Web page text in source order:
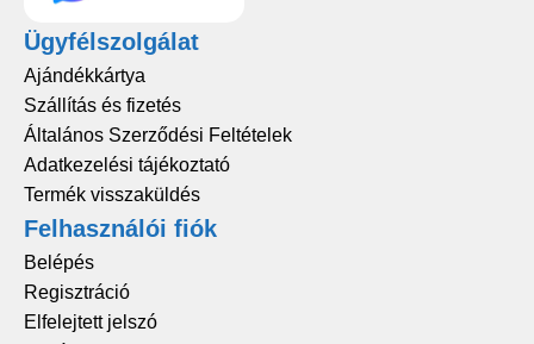
Ügyfélszolgálat
Ajándékkártya
Szállítás és fizetés
Általános Szerződési Feltételek
Adatkezelési tájékoztató
Termék visszaküldés
Felhasználói fiók
Belépés
Regisztráció
Elfelejtett jelszó